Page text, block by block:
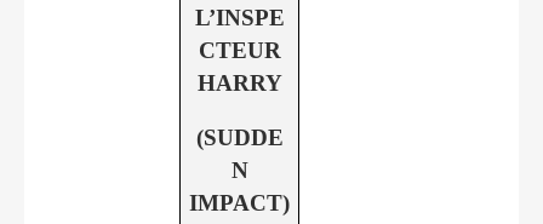
L’INSPE
CTEUR
HARRY
(SUDDE
N
IMPACT)